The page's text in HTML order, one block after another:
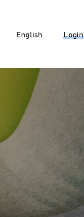
English Login